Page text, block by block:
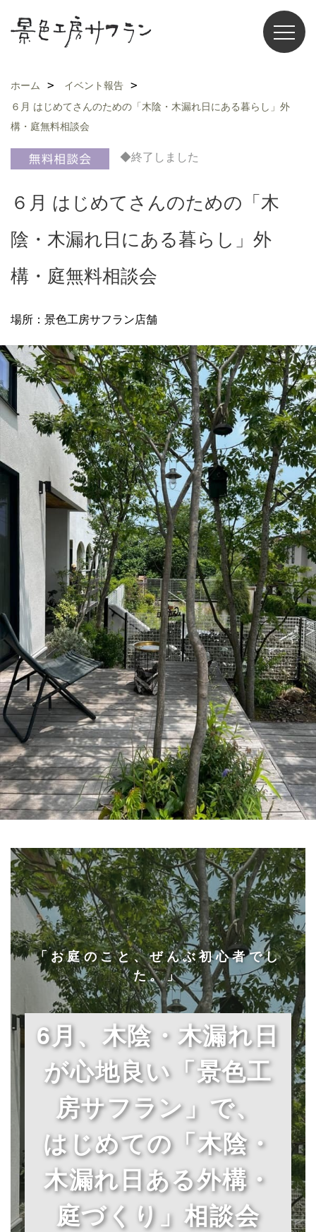
ホーム
イベント報告
６月 はじめてさんのための「木陰・木漏れ日にある暮らし」外
構・庭無料相談会
◆終了しました
６月 はじめてさんのための「木
陰・木漏れ日にある暮らし」外
構・庭無料相談会
場所：景色工房サフラン店舗
「お庭のこと、ぜんぶ初心者でし
た。」
6月、木陰・木漏れ日
が心地良い「景色工
房サフラン」で、
はじめての「木陰・
木漏れ日ある外構・
庭づくり」相談会